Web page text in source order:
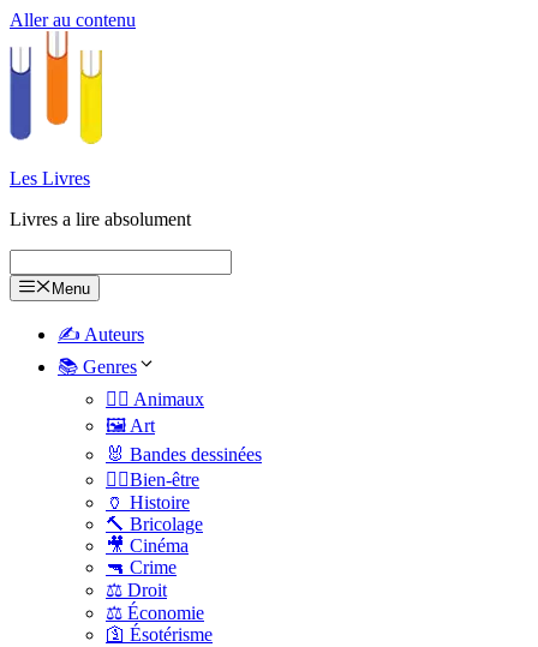
Aller au contenu
Les Livres
Livres a lire absolument
Menu
✍️ Auteurs
📚 Genres
🐕‍🦺 Animaux
🖼️ Art
🐰 Bandes dessinées
🧑‍⚕️Bien-être
🏺 Histoire
🔨 Bricolage
🎥 Cinéma
🔫 Crime
⚖️ Droit
⚖️ Économie
🛐 Ésotérisme